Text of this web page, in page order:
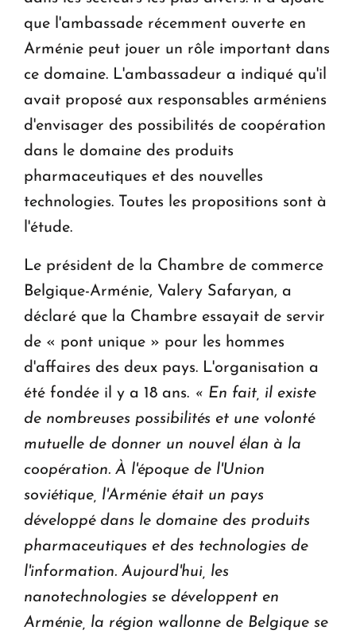
que l'ambassade récemment ouverte en
Arménie peut jouer un rôle important dans
ce domaine. L'ambassadeur a indiqué qu'il
avait proposé aux responsables arméniens
d'envisager des possibilités de coopération
dans le domaine des produits
pharmaceutiques et des nouvelles
technologies. Toutes les propositions sont à
l'étude.
Le président de la Chambre de commerce
Belgique-Arménie, Valery Safaryan, a
déclaré que la Chambre essayait de servir
de « pont unique » pour les hommes
d'affaires des deux pays. L'organisation a
été fondée il y a 18 ans. « En fait, il existe
de nombreuses possibilités et une volonté
mutuelle de donner un nouvel élan à la
coopération. À l'époque de l'Union
soviétique, l'Arménie était un pays
développé dans le domaine des produits
pharmaceutiques et des technologies de
l'information. Aujourd'hui, les
nanotechnologies se développent en
Arménie, la région wallonne de Belgique se